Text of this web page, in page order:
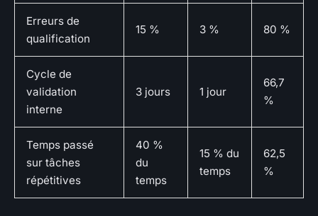
Erreurs de
qualification
15 % 3 % 80 %
Cycle de
validation
interne
3 jours 1 jour
66,7
%
Temps passé
sur tâches
répétitives
40 %
du
temps
15 % du
temps
62,5
%